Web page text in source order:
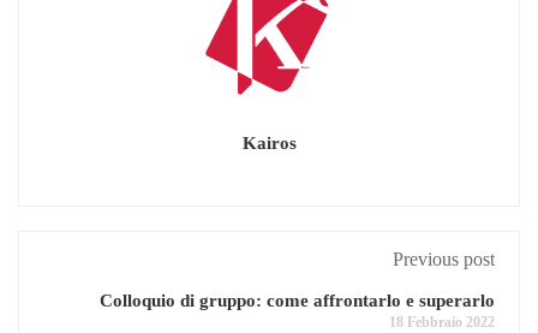
Kairos
Previous post
Colloquio di gruppo: come affrontarlo e superarlo
18 Febbraio 2022